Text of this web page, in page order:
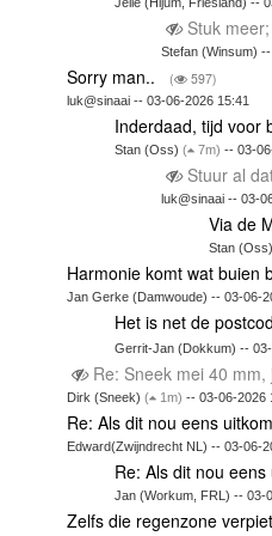
Stuk
Stefan (Winsum)
Sorry man.. ( 597)
luk@sinaai -- 03-06-2026 15:41
Inderdaad, tijd voor
Stan (Oss) ( 7m) -- 03-
Stuur al
luk@sinaai -- 03-
Via de
Stan (Oss)
Harmonie komt wat buien
Jan Gerke (Damwoude) -- 03-06-
Het is net de
Gerrit-Jan (Dokkum) --
Re: Sneek mei 40 mm,
Dirk (Sneek)( 1m) -- 03-06-2026
Re: Als dit nou eens
Edward(Zwijndrecht NL) -- 03-06-
Re: Als dit nou eens
Jan (Workum, FRL) -- 03-
Zelfs die regenzone